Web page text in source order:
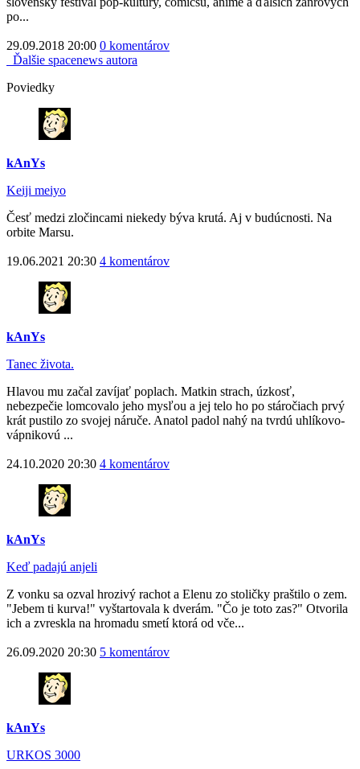
po...
29.09.2018 20:00 0 komentárov
Ďalšie spacenews autora
Poviedky
kAnYs
Keiji meiyo
Česť medzi zločincami niekedy býva krutá. Aj v budúcnosti. Na
orbite Marsu.
19.06.2021 20:30 4 komentárov
kAnYs
Tanec života.
Hlavou mu začal zavíjať poplach. Matkin strach, úzkosť,
nebezpečie lomcovalo jeho mysľou a jej telo ho po stáročiach prvý
krát pustilo zo svojej náruče. Anatol padol nahý na tvrdú uhlíkovo-
vápnikovú ...
24.10.2020 20:30 4 komentárov
kAnYs
Keď padajú anjeli
Z vonku sa ozval hrozivý rachot a Elenu zo stoličky praštilo o zem.
"Jebem ti kurva!" vyštartovala k dverám. "Čo je toto zas?" Otvorila
ich a zvreskla na hromadu smetí ktorá od vče...
26.09.2020 20:30 5 komentárov
kAnYs
URKOS 3000